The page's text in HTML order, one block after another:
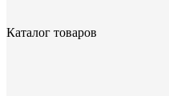
Каталог товаров